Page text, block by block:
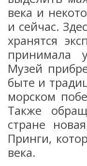
века и
и сейчас.
хранятся
принимала
Музей
быте и
морском
Также
стране
Принги,
века.